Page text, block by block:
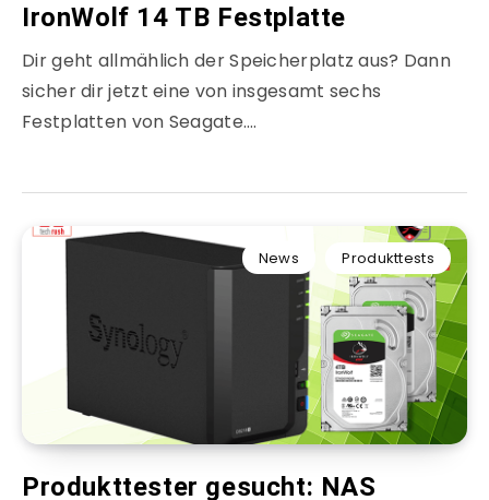
IronWolf 14 TB Festplatte
Dir geht allmählich der Speicherplatz aus? Dann
sicher dir jetzt eine von insgesamt sechs
Festplatten von Seagate….
News Produkttests
Produkttester gesucht: NAS